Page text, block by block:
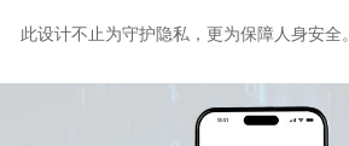
此设计不止为守护隐私，更为保障人身安全。